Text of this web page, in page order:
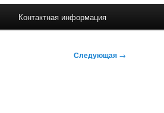
Контактная информация
Следующая →